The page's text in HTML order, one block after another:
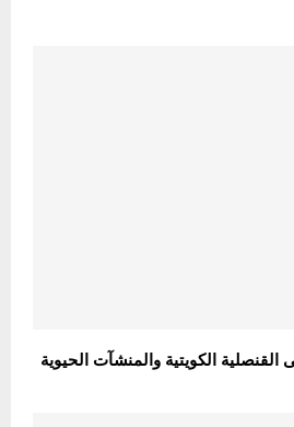
الكويتية والمنشآت الحيوية